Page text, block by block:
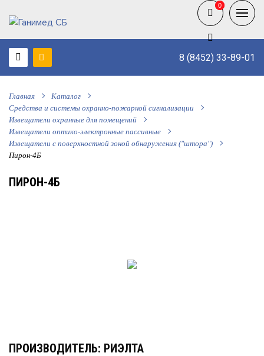
8 (8452) 33-89-01
0
0
Главная
Каталог
Средства и системы охранно-пожарной сигнализации
Извещатели охранные для помещений
Извещатели оптико-электронные пассивные
Извещатели с поверхностной зоной обнаружения ("штора")
Пирон-4Б
ПИРОН-4Б
ПРОИЗВОДИТЕЛЬ: РИЭЛТА